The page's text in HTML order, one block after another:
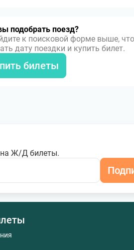
подобрать поезд?
к поисковой форме выше,
дату поездки и купить билет.
билеты
Ж/Д билеты.